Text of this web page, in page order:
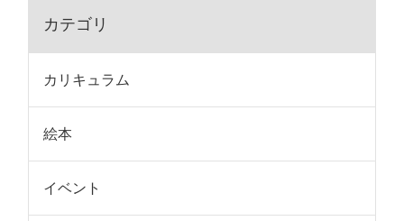
カテゴリ
カリキュラム
絵本
イベント